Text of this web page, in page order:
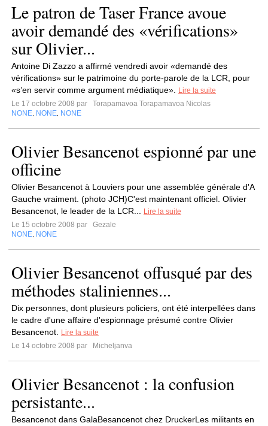
Le patron de Taser France avoue
avoir demandé des «vérifications»
sur Olivier...
Antoine Di Zazzo a affirmé vendredi avoir «demandé des
vérifications» sur le patrimoine du porte-parole de la LCR, pour
«s’en servir comme argument médiatique».
Lire la suite
Le 17 octobre 2008 par
Torapamavoa Torapamavoa Nicolas
NONE NONE NONE
Olivier Besancenot espionné par une
officine
Olivier Besancenot à Louviers pour une assemblée générale d'A
Gauche vraiment. (photo JCH)C'est maintenant officiel. Olivier
Besancenot, le leader de la LCR...
Lire la suite
Le 15 octobre 2008 par
Gezale
NONE NONE
Olivier Besancenot offusqué par des
méthodes staliniennes...
Dix personnes, dont plusieurs policiers, ont été interpellées dans
le cadre d'une affaire d'espionnage présumé contre Olivier
Besancenot.
Lire la suite
Le 14 octobre 2008 par
Micheljanva
Olivier Besancenot : la confusion
persistante...
Besancenot dans GalaBesancenot chez DruckerLes militants en